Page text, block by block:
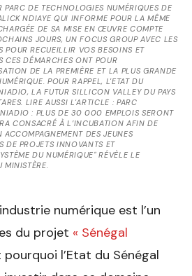
PARC DE TECHNOLOGIES NUMÉRIQUES DE
NDIAYE QUI INFORME POUR LA MÊME
DE SA MISE EN ŒUVRE COMPTE
JOURS, UN FOCUS GROUP AVEC LES
POUR RECUEILLIR VOS BESOINS ET
CES DÉMARCHES ONT POUR
DE LA PREMIÈRE ET LA PLUS GRANDE
POUR RAPPEL, L'ETAT DU
LA FUTUR SILLICON VALLEY DU PAYS
LIRE AUSSI L'ARTICLE : PARC
: PLUS DE 30 000 EMPLOIS SERONT
CONSACRÉ À L’INCUBATION AFIN DE
ACCOMPAGNEMENT DES JEUNES
DE PROJETS INNOVANTS ET
DU NUMÉRIQUE" RÉVÈLE LE
numérique est l’un
du projet « Sénégal
pourquoi l’Etat du Sénégal